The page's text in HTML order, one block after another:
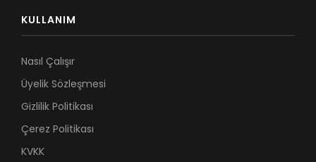
KULLANIM
Nasıl Çalışır
Üyelik Sözleşmesi
Gizlilik Politikası
Çerez Politikası
KVKK